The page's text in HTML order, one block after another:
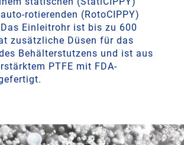
rotierenden (RotoCIPPY)
Einleitrohr ist bis zu 600
zusätzliche Düsen für das
Behälterstutzens und ist aus
PTFE mit FDA-